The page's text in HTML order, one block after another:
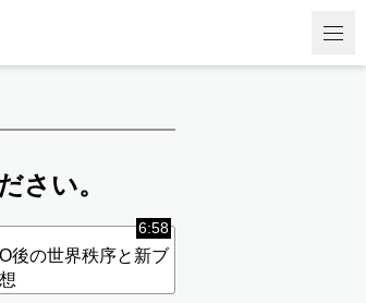
さい。
6:58
後の世界秩序と新ブ